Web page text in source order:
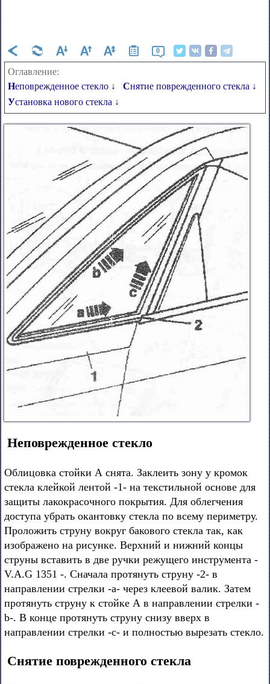
0
Оглавление:
Неповрежденное стекло ↓
Снятие поврежденного стекла ↓
Установка нового стекла ↓
Неповрежденное стекло
Облицовка стойки А снята. Заклеить зону у кромок
стекла клейкой лентой -1- на текстильной основе для
защиты лакокрасочного покрытия. Для облегчения
доступа убрать окантовку стекла по всему периметру.
Проложить струну вокруг бакового стекла так, как
изображено на рисунке. Верхний и нижний концы
струны вставить в две ручки режущего инструмента -
V.A.G 1351 -. Сначала протянуть струну -2- в
направлении стрелки -а- через клеевой валик. Затем
протянуть струну к стойке А в направлении стрелки -
b-. В конце протянуть струну снизу вверх в
направлении стрелки -с- и полностью вырезать стекло.
Снятие поврежденного стекла